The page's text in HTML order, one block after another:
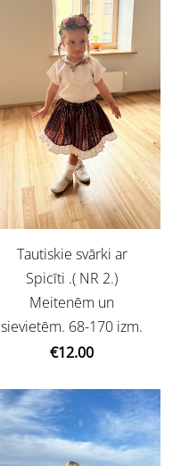
Tautiskie svārki ar
Spicīti .( NR 2.)
Meitenēm un
sievietēm. 68-170 izm.
€12.00